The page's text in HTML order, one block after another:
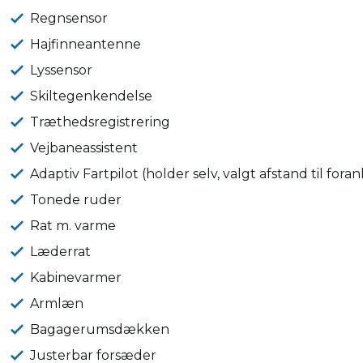
Regnsensor
Hajfinneantenne
Lyssensor
Skiltegenkendelse
Træthedsregistrering
Vejbaneassistent
Adaptiv Fartpilot (holder selv, valgt afstand til
Tonede ruder
Rat m. varme
Læderrat
Kabinevarmer
Armlæn
Bagagerumsdækken
Justerbar forsæder